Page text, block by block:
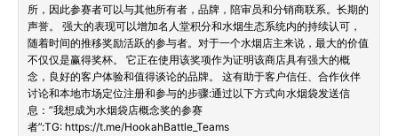
所，因此参赛者可以与其他所有者，品牌，陪审员和分销商联系。长期的
声誉。 强大的表现可以增加名人堂积分和水烟生态系统内的持续认可，
随着时间的推移奖励活跃的参与者。对于一个水烟店主来说，最大的价值
不仅仅是赢得奖杯。 它正在使用该奖项作为证明该商店具有强大的概
念，良好的客户体验和值得谈论的品牌。 这有助于客户信任、合作伙伴
讨论和本地市场定位注册和参与的步骤:通过以下方式向水烟袋发送信
息：”我想成为水烟袋店概念奖的参赛
者”:TG: https://t.me/HookahBattle_Teams